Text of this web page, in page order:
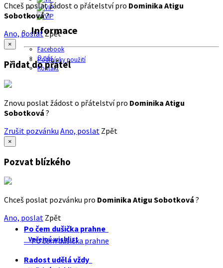
Informace
Facebook
O nás
Podmínky použití
Kontakt
Chceš poslat žádost o přátelství pro Dominika Atigu
Sobotková?
Ano, poslatZpět
×
Přidat do přátel
Znovu poslat žádost o přátelství pro Dominika Atigu
Sobotková ?
Zrušit pozvánku Ano, poslat Zpět
×
Pozvat blízkého
Chceš poslat pozvánku pro Dominika Atigu Sobotková ?
Ano, poslat Zpět
Po čem dušička prahne
Veřejný wishlist
Po čem dušička prahne
Radost udělá vždy